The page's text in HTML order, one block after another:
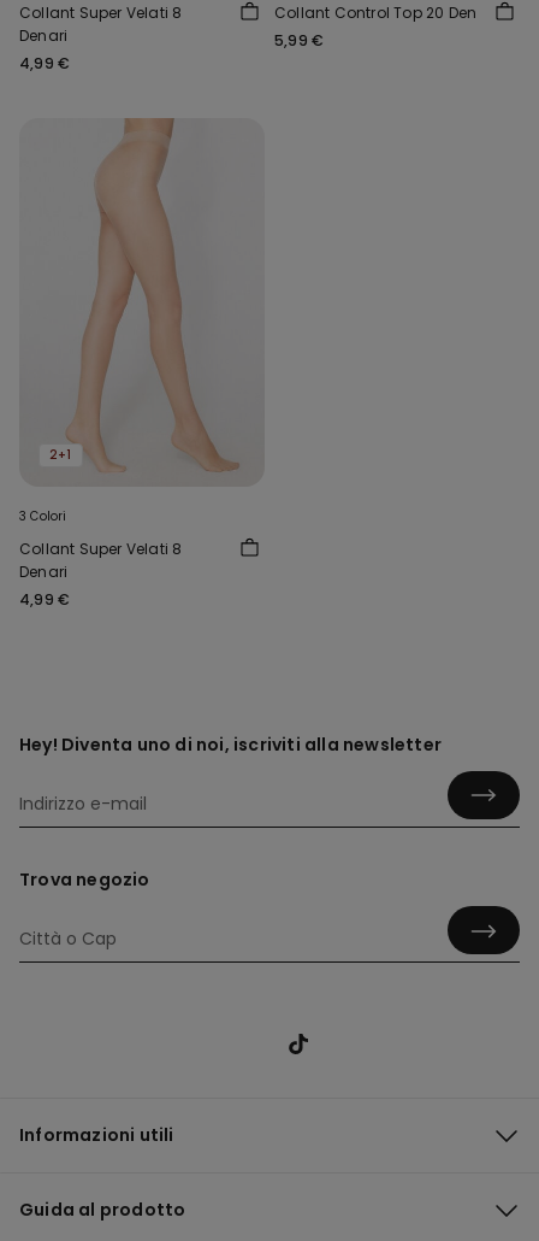
Collant Super Velati 8
Denari
4,99 €
Collant Control Top 20 Den
5,99 €
2+1
3 Colori
Collant Super Velati 8
Denari
4,99 €
Hey! Diventa uno di noi, iscriviti alla newsletter
Trova negozio
Informazioni utili
Guida al prodotto